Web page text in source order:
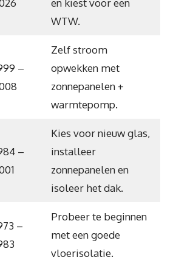
WTW.
–
Zelf stroom
opwekken met
zonnepanelen +
warmtepomp.
–
Kies voor nieuw glas,
installeer
zonnepanelen en
isoleer het dak.
–
Probeer te beginnen
met een goede
vloerisolatie.